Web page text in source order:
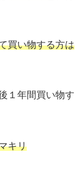
買い物する方は
１年間買い物す
キリ